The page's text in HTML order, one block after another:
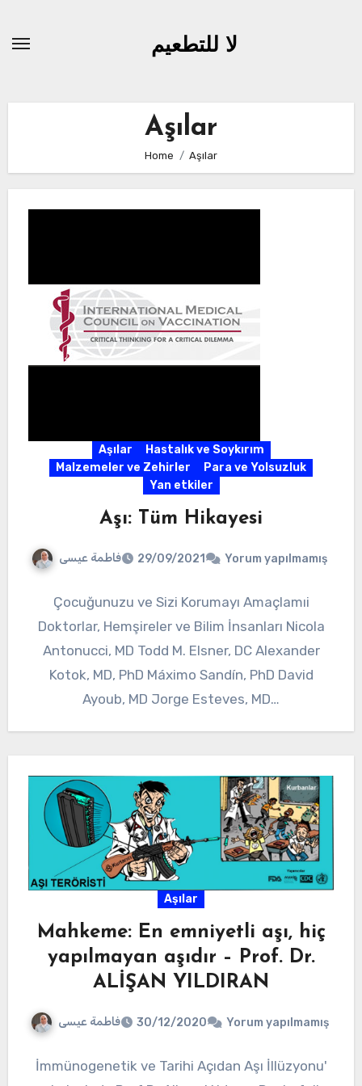
لا للتطعيم
Aşılar
Home Aşılar
Aşılar
Hastalık ve Soykırım
Malzemeler ve Zehirler
Para ve Yolsuzluk
Yan etkiler
Aşı: Tüm Hikayesi
فاطمة عيسى 29/09/2021 Yorum yapılmamış
Çocuğunuzu ve Sizi Korumayı Amaçlamıi
Doktorlar, Hemşireler ve Bilim İnsanları Nicola
Antonucci, MD Todd M. Elsner, DC Alexander
Kotok, MD, PhD Máximo Sandín, PhD David
Ayoub, MD Jorge Esteves, MD…
Aşılar
Mahkeme: En emniyetli aşı, hiç
yapılmayan aşıdır – Prof. Dr.
ALİŞAN YILDIRAN
فاطمة عيسى 30/12/2020 Yorum yapılmamış
İmmünogenetik ve Tarihi Açıdan Aşı İllüzyonu'